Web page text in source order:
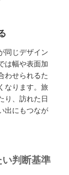
同じデザイン
は幅や表面加
わせられるた
なります。旅
り、訪れた日
出にもつなが
判断基準